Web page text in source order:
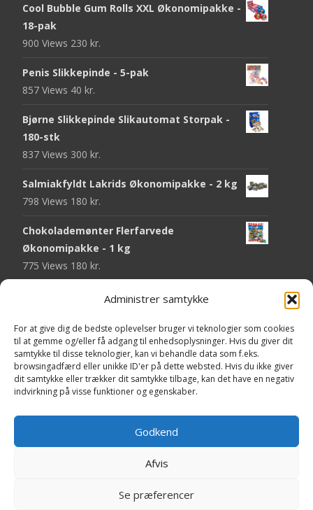
Administrer samtykke
For at give dig de bedste oplevelser bruger vi teknologier som cookies
til at gemme og/eller få adgang til enhedsoplysninger. Hvis du giver dit
samtykke til disse teknologier, kan vi behandle data som f.eks.
browsingadfærd eller unikke ID'er på dette websted. Hvis du ikke giver
dit samtykke eller trækker dit samtykke tilbage, kan det have en negativ
indvirkning på visse funktioner og egenskaber.
Godkend
Afvis
Se præferencer
Cool Bubble Gum Rolls XXL Økonomipakke -
18-pak
900 Views 230 kr.
Penis Slikkepinde - 5-pak
857 Views 40 kr.
Bjørne Slikkepinde Slikautomat Storpak -
180-stk
837 Views 300 kr.
Salmiakfyldt Lakrids Økonomipakke - 2 kg
798 Views 180 kr.
Chokolademønter Flerfarvede
Økonomipakke - 1 kg
775 Views 180 kr.
Malaco Stjerner Lakrids - 92 gram
Pringles Hot & Spicy - 165 gram
751 Views40 kr.
Fini Krudttønder Tyggegummi
, Themei-craftby TemplatesNext.